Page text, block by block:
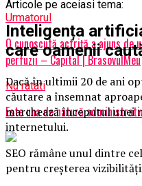
Articole pe aceiasi tema:
Urmatorul
O cunoscută actriță a ajuns de
perfuzii – Capital | BrasovulMeu
Nu ratati
Este una de natură
Inteligența
care oamenii
Dacă în ultimii 20 de ani
căutare a însemnat
marchează începutul unei
internetului.
SEO rămâne unul dintre
pentru creșterea